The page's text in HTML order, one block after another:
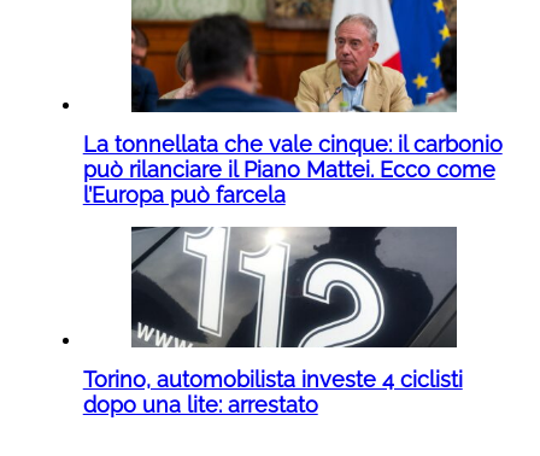
La tonnellata che vale cinque: il carbonio
può rilanciare il Piano Mattei. Ecco come
l’Europa può farcela
Torino, automobilista investe 4 ciclisti
dopo una lite: arrestato